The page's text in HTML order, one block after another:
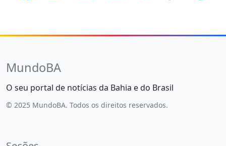
MundoBA
O seu portal de notícias da Bahia e do Brasil
© 2025 MundoBA. Todos os direitos reservados.